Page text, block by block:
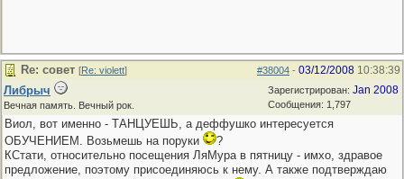
#38004 - 03/12/2008 10:38:39
Re: совет [Re: violett]
Зарегистрирован: Jan 2008
Сообщения: 1,797
Либрыч
Вечная память. Вечный рок.
Виол, вот именно - ТАНЦУЕШЬ, а деффушко интересуется
ОБУЧЕНИЕМ. Возьмешь на поруки
?
КСтати, относительно посещения ЛяМура в пятницу - имхо, здравое
предложение, поэтому присоединяюсь к нему. А также подтверждаю